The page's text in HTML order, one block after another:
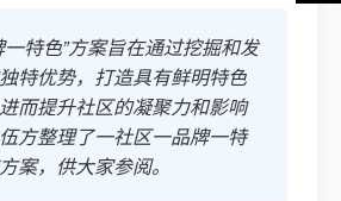
特色”方案旨在通过挖掘和发
特优势，打造具有鲜明特色
而提升社区的凝聚力和影响
方整理了一社区一品牌一特
案，供大家参阅。